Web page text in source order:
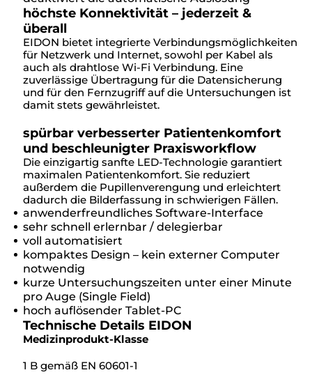
höchste Konnektivität – jederzeit &
überall
EIDON bietet integrierte Verbindungsmöglichkeiten
für Netzwerk und Internet, sowohl per Kabel als
auch als drahtlose Wi-Fi Verbindung. Eine
zuverlässige Übertragung für die Datensicherung
und für den Fernzugriff auf die Untersuchungen ist
damit stets gewährleistet.
spürbar verbesserter Patientenkomfort
und beschleunigter Praxisworkflow
Die einzigartig sanfte LED-Technologie garantiert
maximalen Patientenkomfort. Sie reduziert
außerdem die Pupillenverengung und erleichtert
dadurch die Bilderfassung in schwierigen Fällen.
anwenderfreundliches Software-Interface
sehr schnell erlernbar / delegierbar
voll automatisiert
kompaktes Design – kein externer Computer
notwendig
kurze Untersuchungszeiten unter einer Minute
pro Auge (Single Field)
hoch auflösender Tablet-PC
Technische Details EIDON
Medizinprodukt-Klasse
1 B gemäß EN 60601-1